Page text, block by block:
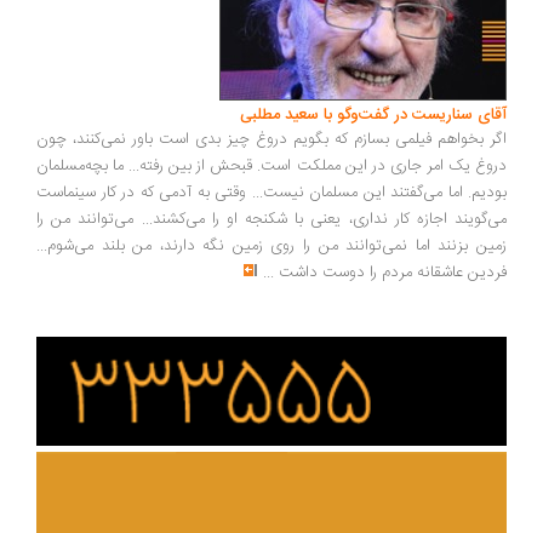
سناریست در گفت‌وگو با سعید مطلبی
بخواهم فیلمی بسازم که بگویم دروغ چیز بدی است باور نمی‌کنند، چون
یک امر جاری در این مملکت است. قبحش از بین رفته... ما بچه‌مسلمان
اما می‌گفتند این مسلمان نیست... وقتی به آدمی که در کار سینماست
اجازه کار نداری، یعنی با شکنجه او را می‌کشند... می‌توانند من را
بزنند اما نمی‌توانند من را روی زمین نگه دارند، من بلند می‌شوم...
عاشقانه مردم را دوست داشت ...